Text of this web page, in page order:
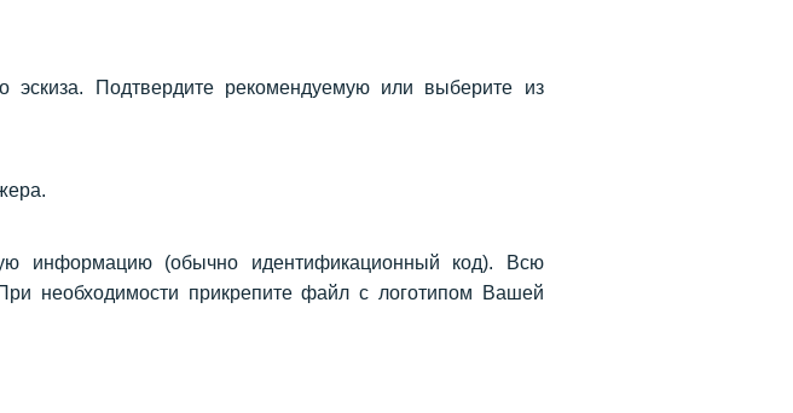
Подтвердите рекомендуемую или выберите из
информацию (обычно идентификационный код). Всю
необходимости прикрепите файл с логотипом Вашей